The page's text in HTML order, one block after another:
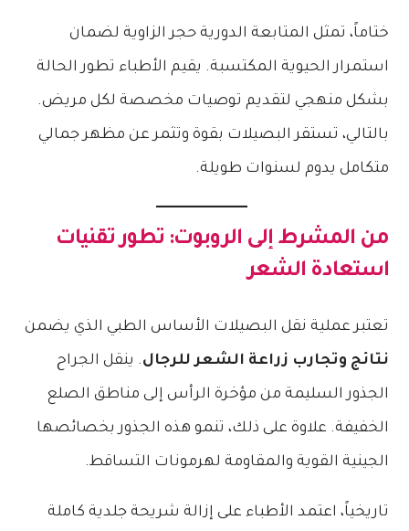
ختاماً، تمثل المتابعة الدورية حجر الزاوية لضمان
استمرار الحيوية المكتسبة. يقيم الأطباء تطور الحالة
بشكل منهجي لتقديم توصيات مخصصة لكل مريض.
بالتالي، تستقر البصيلات بقوة وتثمر عن مظهر جمالي
متكامل يدوم لسنوات طويلة.
من المشرط إلى الروبوت: تطور تقنيات
استعادة الشعر
تعتبر عملية نقل البصيلات الأساس الطبي الذي يضمن
نتائج وتجارب زراعة الشعر للرجال. ينقل الجراح
الجذور السليمة من مؤخرة الرأس إلى مناطق الصلع
الخفيفة. علاوة على ذلك، تنمو هذه الجذور بخصائصها
الجينية القوية والمقاومة لهرمونات التساقط.
تاريخياً، اعتمد الأطباء على إزالة شريحة جلدية كاملة